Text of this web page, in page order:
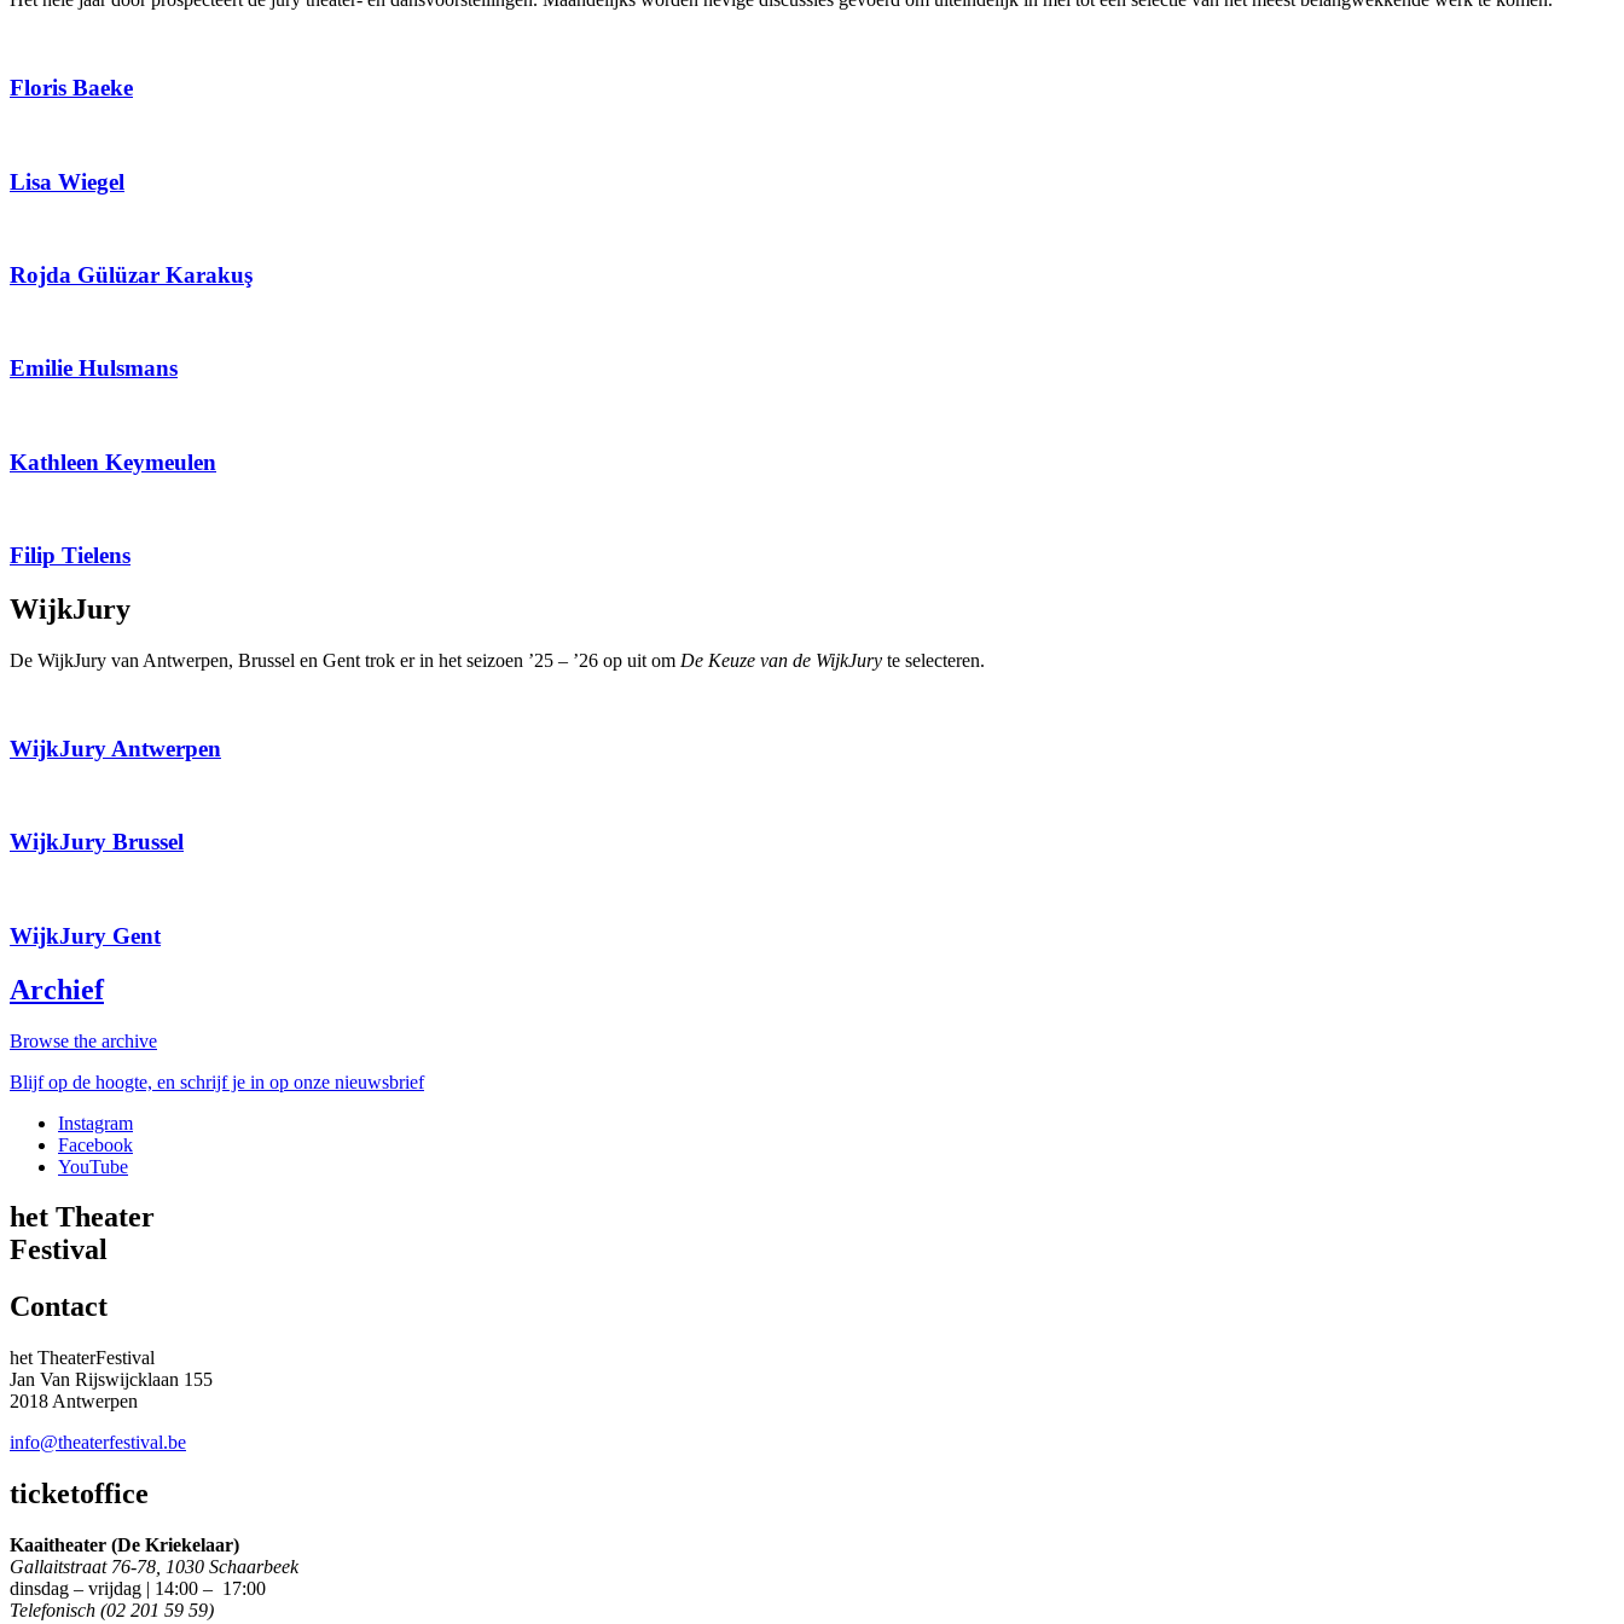
Floris Baeke
Lisa Wiegel
Rojda Gülüzar Karakuş
Emilie Hulsmans
Kathleen Keymeulen
Filip Tielens
WijkJury
De WijkJury van Antwerpen, Brussel en Gent trok er in het seizoen ’25 – ’26 op uit om De Keuze van de WijkJury te selecteren.
WijkJury Antwerpen
WijkJury Brussel
WijkJury Gent
Archief
Browse the archive
Blijf op de hoogte, en schrijf je in op onze nieuwsbrief
Instagram
Facebook
YouTube
het Theater
Festival
Contact
het TheaterFestival
Jan Van Rijswijcklaan 155
2018 Antwerpen
info@theaterfestival.be
ticketoffice
Kaaitheater (De Kriekelaar)
Gallaitstraat 76-78, 1030 Schaarbeek
dinsdag – vrijdag | 14:00 – 17:00
Telefonisch (02 201 59 59)